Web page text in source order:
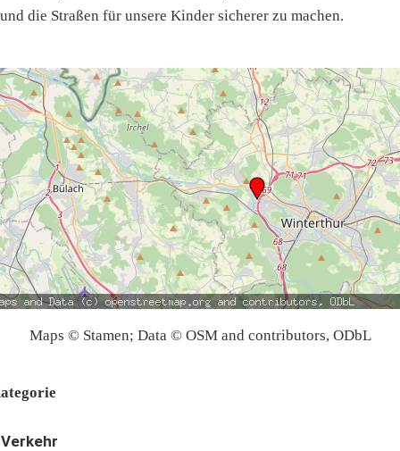
und die Straßen für unsere Kinder sicherer zu machen.
Maps © Stamen; Data © OSM and contributors, ODbL
Verkehr